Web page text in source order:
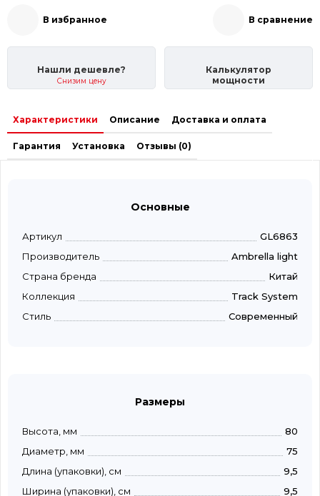
В избранное В сравнение
Нашли дешевле?
Снизим цену
Калькулятор
мощности
Характеристики Описание Доставка и оплата
Гарантия Установка Отзывы (0)
Основные
Артикул
GL6863
Производитель
Ambrella light
Страна бренда
Китай
Коллекция
Track System
Стиль
Современный
Размеры
Высота, мм
80
Диаметр, мм
75
Длина (упаковки), см
9,5
Ширина (упаковки), см
9,5